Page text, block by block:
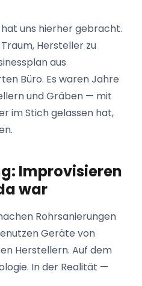
uns hierher gebracht.
Hersteller zu
aus
Büro. Es waren Jahre
und Gräben — mit
im Stich gelassen hat,
Improvisieren
war
Rohrsanierungen
Geräte von
Herstellern. Auf dem
In der Realität —